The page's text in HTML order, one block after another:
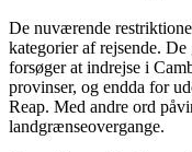
De nuværende
kategorier af rejsende.
forsøger at indrejse i
provinser, og endda for
Reap. Med andre ord
landgrænseovergange.